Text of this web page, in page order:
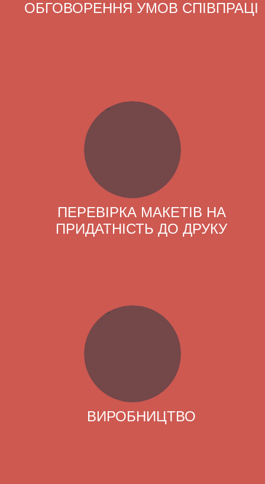
ОБГОВОРЕННЯ УМОВ СПІВПРАЦІ
ПЕРЕВІРКА МАКЕТІВ НА
ПРИДАТНІСТЬ ДО ДРУКУ
ВИРОБНИЦТВО